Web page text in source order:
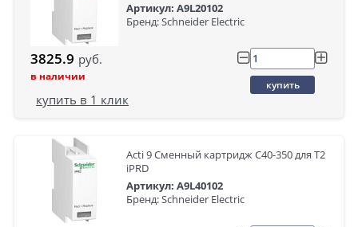
Артикул: A9L20102
Бренд: Schneider Electric
3825.9 руб.
в наличии
купить
купить в 1 клик
Acti 9 Сменный картридж C40-350 для Т2
iPRD
Артикул: A9L40102
Бренд: Schneider Electric